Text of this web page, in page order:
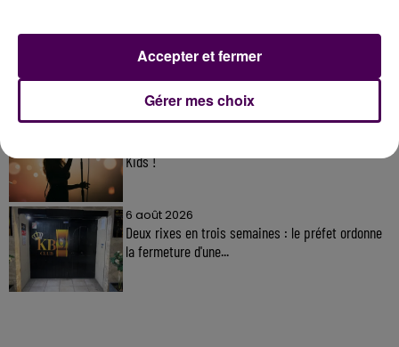
31 juillet 2026
Gagnez vos entrées à Terra Botanica !
11 juillet 2026
Kids !
6 août 2026
Deux rixes en trois semaines : le préfet ordonne
la fermeture d'une...
Gérer mes choix
Accepter et fermer